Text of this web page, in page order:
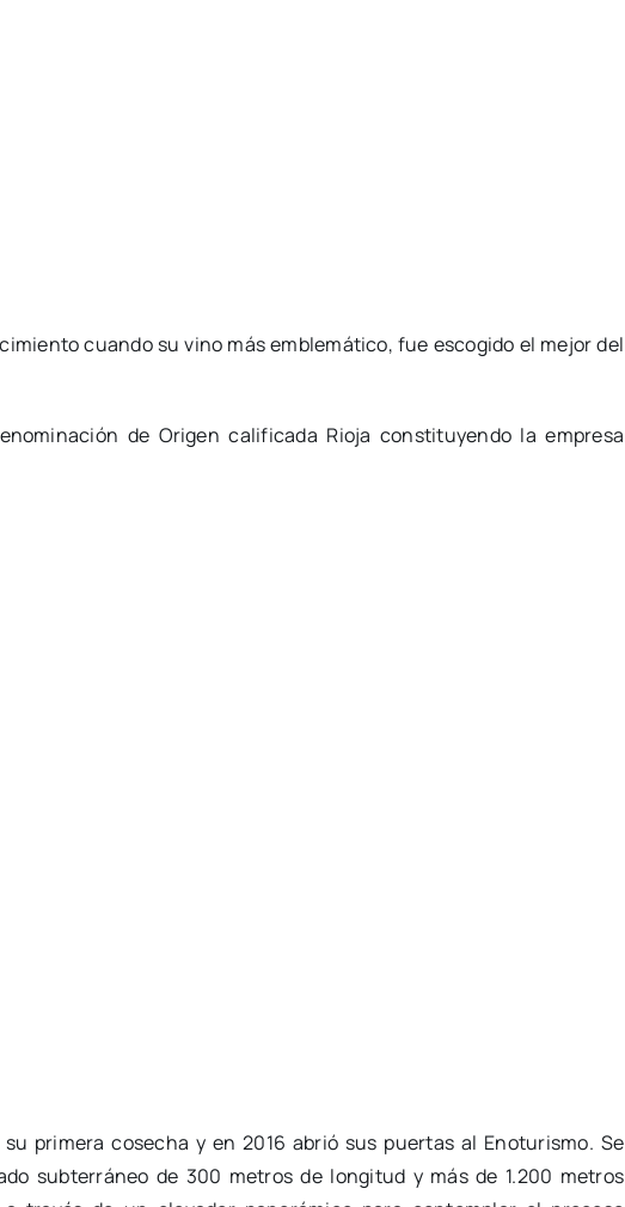
cuando su vino más emblemático, fue escogido el mejor del
de Origen calificada Rioja constituyendo la empresa
su primera cosecha y en 2016 abrió sus puertas al Enoturismo. Se
subterráneo de 300 metros de longitud y más de 1.200 metros